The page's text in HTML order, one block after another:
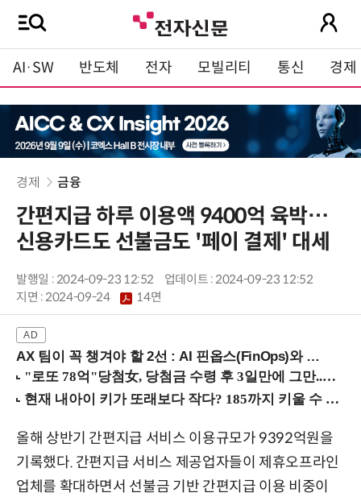
AI·SW 반도체 전자 모빌리티 통신 경제
경제 금융
간편지급 하루 이용액 9400억 육박…
신용카드도 선불금도 '페이 결제' 대세
발행일 : 2024-09-23 12:52
업데이트 : 2024-09-23 12:52
지면 :2024-09-24 14면
AX 팀이 꼭 챙겨야 할 2선 : AI 핀옵스(FinOps)와 토큰 거버넌스 (8/21 잠실역)
올해 상반기 간편지급 서비스 이용규모가 9392억원을
기록했다. 간편지급 서비스 제공업자들이 제휴오프라인
업체를 확대하면서 선불금 기반 간편지급 이용 비중이